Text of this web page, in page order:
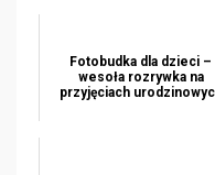
Fotobudka dla dzieci –
wesoła rozrywka na
przyjęciach